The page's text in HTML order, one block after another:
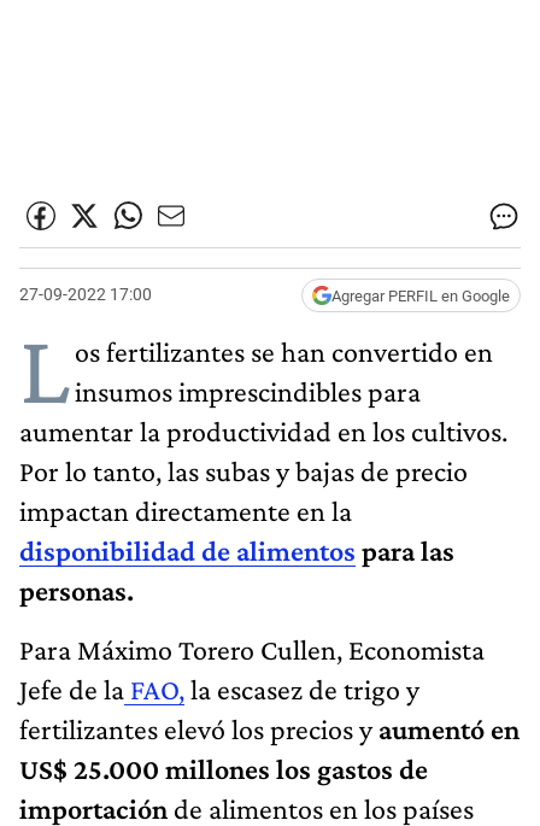
27-09-2022 17:00 Agregar PERFIL en Google
Los fertilizantes se han convertido en
insumos imprescindibles para
aumentar la productividad en los cultivos.
Por lo tanto, las subas y bajas de precio
impactan directamente en la
disponibilidad de alimentos para las
personas.
Para Máximo Torero Cullen, Economista
Jefe de la FAO,la escasez de trigo y
fertilizantes elevó los precios yaumentó en
US$ 25.000 millones los gastos de
importación de alimentos en los países